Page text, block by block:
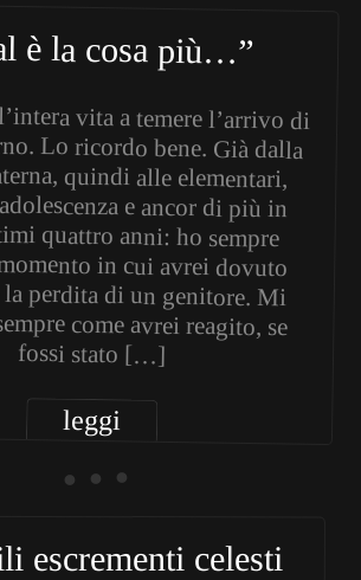
è la cosa più…”
vita a temere l’arrivo di
Lo ricordo bene. Già dalla
quindi alle elementari,
e ancor di più in
quattro anni: ho sempre
in cui avrei dovuto
perdita di un genitore. Mi
come avrei reagito, se
fossi stato […]
leggi
• • •
escrementi celesti